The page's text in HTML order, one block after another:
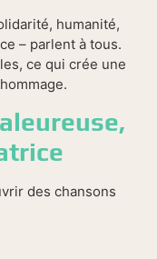
humanité,
– parlent à tous.
ce qui crée une
des chansons